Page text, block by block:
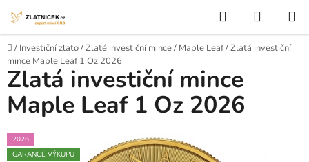
Hledat
Domů
/ Investiční zlato/Zlaté investiční mince/ Maple Leaf/Zlatá investiční
mince Maple Leaf 1 Oz 2026
Zlatá investiční mince
Maple Leaf 1 Oz 2026
2026
GARANCE VÝKUPU